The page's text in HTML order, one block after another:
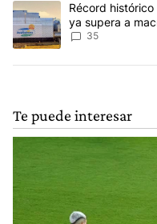
Un artículo de tendencia
Récord
ya supera a
35